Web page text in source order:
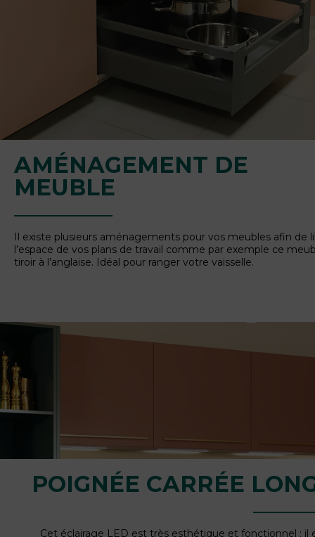
AMÉNAGEMENT DE
MEUBLE
Il existe plusieurs aménagements pour vos meubles afin de
l’espace de vos plans de travail comme par exemple ce
tiroir à l’anglaise. Idéal pour ranger votre vaisselle.
POIGNÉE CARRÉE
Cet éclairage LED est très esthétique et fonctionnel : il